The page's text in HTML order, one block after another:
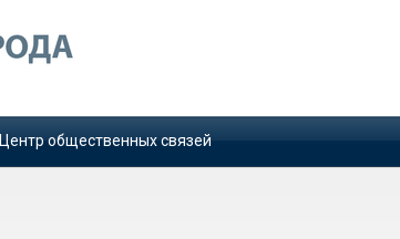
Центр общественных связей